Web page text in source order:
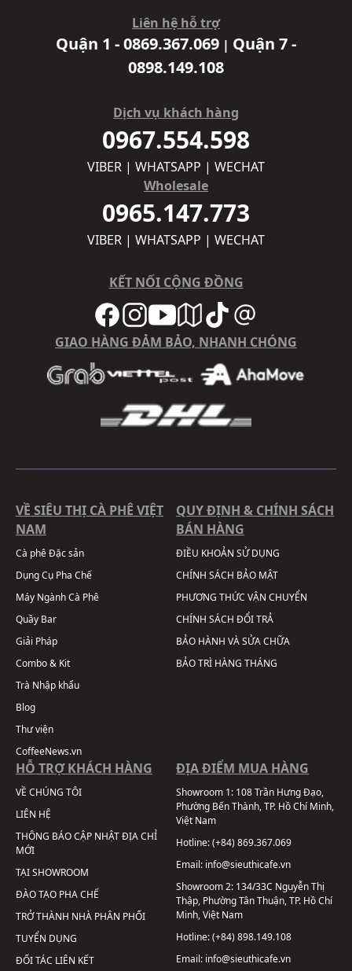
Liên hệ hỗ trợ
Quận 1 - 0869.367.069 | Quận 7 -
0898.149.108
Dịch vụ khách hàng
0967.554.598
VIBER | WHATSAPP | WECHAT
Wholesale
0965.147.773
VIBER | WHATSAPP | WECHAT
KẾT NỐI CỘNG ĐỒNG
GIAO HÀNG ĐẢM BẢO, NHANH CHÓNG
VỀ SIÊU THỊ CÀ PHÊ VIỆT
NAM
Cà phê Đặc sản
Dụng Cụ Pha Chế
Máy Ngành Cà Phê
Quầy Bar
Giải Pháp
Combo & Kit
Trà Nhập khẩu
Blog
Thư viện
CoffeeNews.vn
QUY ĐỊNH & CHÍNH SÁCH
BÁN HÀNG
ĐIỀU KHOẢN SỬ DỤNG
CHÍNH SÁCH BẢO MẬT
PHƯƠNG THỨC VẬN CHUYỂN
CHÍNH SÁCH ĐỔI TRẢ
BẢO HÀNH VÀ SỬA CHỮA
BẢO TRÌ HÀNG THÁNG
HỖ TRỢ KHÁCH HÀNG
VỀ CHÚNG TÔI
LIÊN HỆ
THÔNG BÁO CẬP NHẬT ĐỊA CHỈ
MỚI
TẠI SHOWROOM
ĐÀO TẠO PHA CHẾ
TRỞ THÀNH NHÀ PHÂN PHỐI
TUYỂN DỤNG
ĐỐI TÁC LIÊN KẾT
ĐỊA ĐIỂM MUA HÀNG
Showroom 1: 108 Trần Hưng Đạo,
Phường Bến Thành, TP. Hồ Chí Minh,
Việt Nam
Hotline:(+84) 869.367.069
Email: info@sieuthicafe.vn
Showroom 2: 134/33C Nguyễn Thị
Thập, Phường Tân Thuận, TP. Hồ Chí
Minh, Việt Nam
Hotline:(+84) 898.149.108
Email: info@sieuthicafe.vn